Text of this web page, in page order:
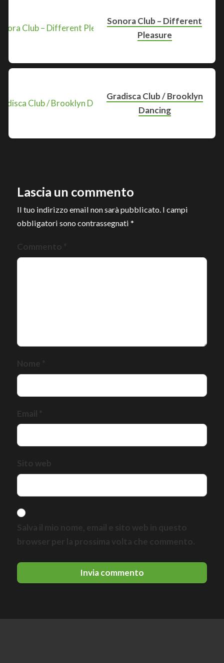
Sonora Club – Different
Pleasure
Gradisca Club / Brooklyn
Dancing
Lascia un commento
Il tuo indirizzo email non sarà pubblicato. I campi
obbligatori sono contrassegnati *
Commento
Nome
Sito web
Salva il mio nome, email e sito web in questo
browser per la prossima volta che commento.